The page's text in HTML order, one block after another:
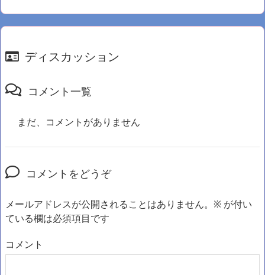
ディスカッション
コメント一覧
まだ、コメントがありません
コメントをどうぞ
メールアドレスが公開されることはありません。 ※ が付い
ている欄は必須項目です
コメント